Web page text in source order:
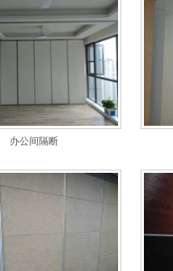
办公间隔断